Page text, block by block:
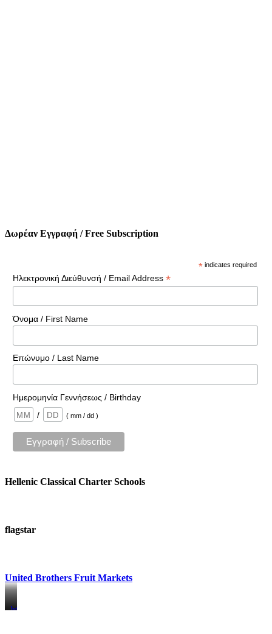
Δωρέαν Εγγραφή / Free Subscription
* indicates required
Ηλεκτρονική Διεύθυνσή / Email Address *
Όνομα / First Name
Επώνυμο / Last Name
Ημερομηνία Γεννήσεως / Birthday
/
( mm / dd )
Hellenic Classical Charter Schools
flagstar
United Brothers Fruit Markets
https://www.unitedbrothersfruitmarkets.com/
https://www.unitedbrothersfruitmarkets.com/